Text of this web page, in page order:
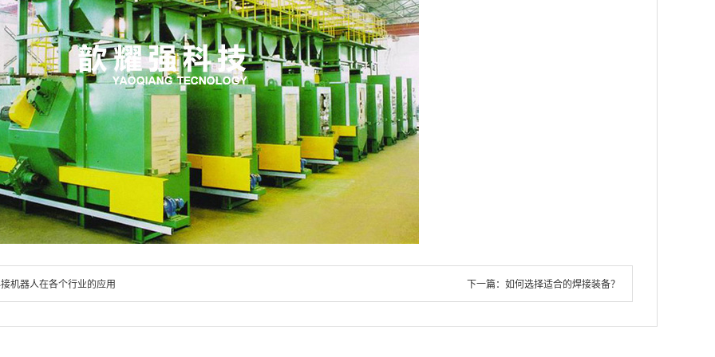
机器人在各个行业的应用 下一篇： 如何选择适合的焊接装备？